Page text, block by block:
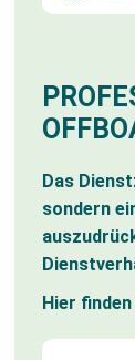
Das
sondern
Hier